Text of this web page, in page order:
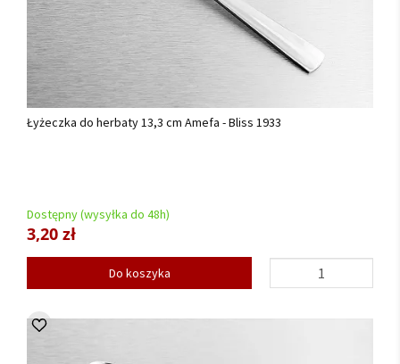
Łyżeczka do herbaty 13,3 cm Amefa - Bliss 1933
Dostępny (wysyłka do 48h)
3,20 zł
Do koszyka